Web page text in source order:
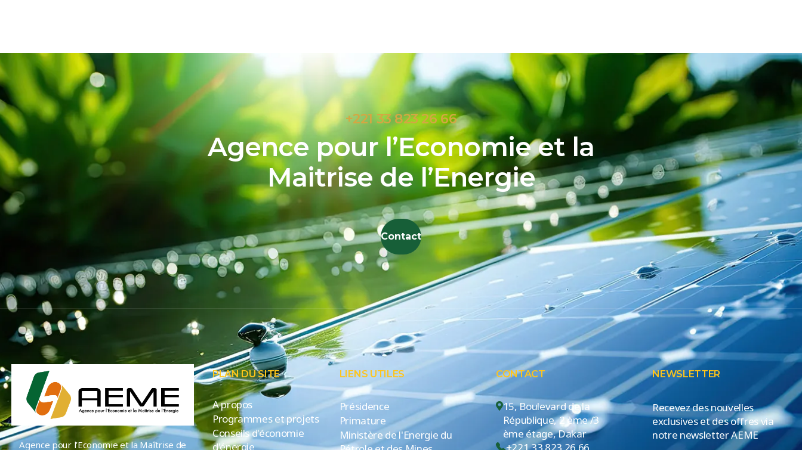
+221 33 823 26 66
Agence pour l’Economie et la
Maitrise de l’Energie
Contact
Agence pour l’Economie et la Maîtrise de
PLAN DU SITE
A propos
Programmes et projets
Conseils d'économie
d'énergie
LIENS UTILES
Présidence
Primature
Ministère de l'Energie du
CONTACT
15, Boulevard de la
République, 2 ème /3
ème étage, Dakar
+221 33 823 26 66
NEWSLETTER
Recevez des nouvelles
exclusives et des offres via
notre newsletter AEME